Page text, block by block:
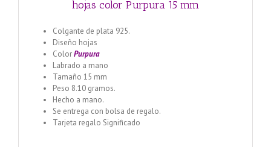
hojas color Purpura 15 mm
Colgante de plata 925.
Diseño hojas
ColorPurpura
Labrado a mano
Tamaño 15 mm
Peso 8.10 gramos.
Hecho a mano.
Se entrega con bolsa de regalo.
Tarjeta regalo Significado